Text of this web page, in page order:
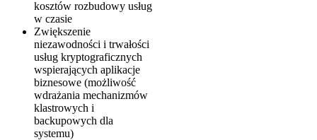
kosztów rozbudowy usług
w czasie
Zwiększenie
niezawodności i trwałości
usług kryptograficznych
wspierających aplikacje
biznesowe (możliwość
wdrażania mechanizmów
klastrowych i
backupowych dla
systemu)